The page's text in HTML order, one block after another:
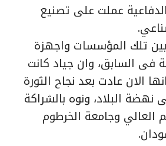
عملت على تصنيع
تلك المؤسسات واجهزة
فى السابق، وان جياد كانت
الان عادت بعد نجاح الثورة
نهضة البلاد، ونوه بالشراكة
العالي وجامعة الخرطوم